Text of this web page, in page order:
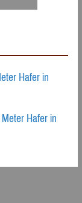
Hafer in
Hafer in